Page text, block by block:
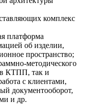
комплекс
платформа
об изделии,
пространство;
методического
КТПП, так и
с клиентами,
документооборот,
и др.